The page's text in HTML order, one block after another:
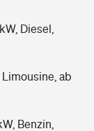
Diesel,
Limousine, ab
Benzin,